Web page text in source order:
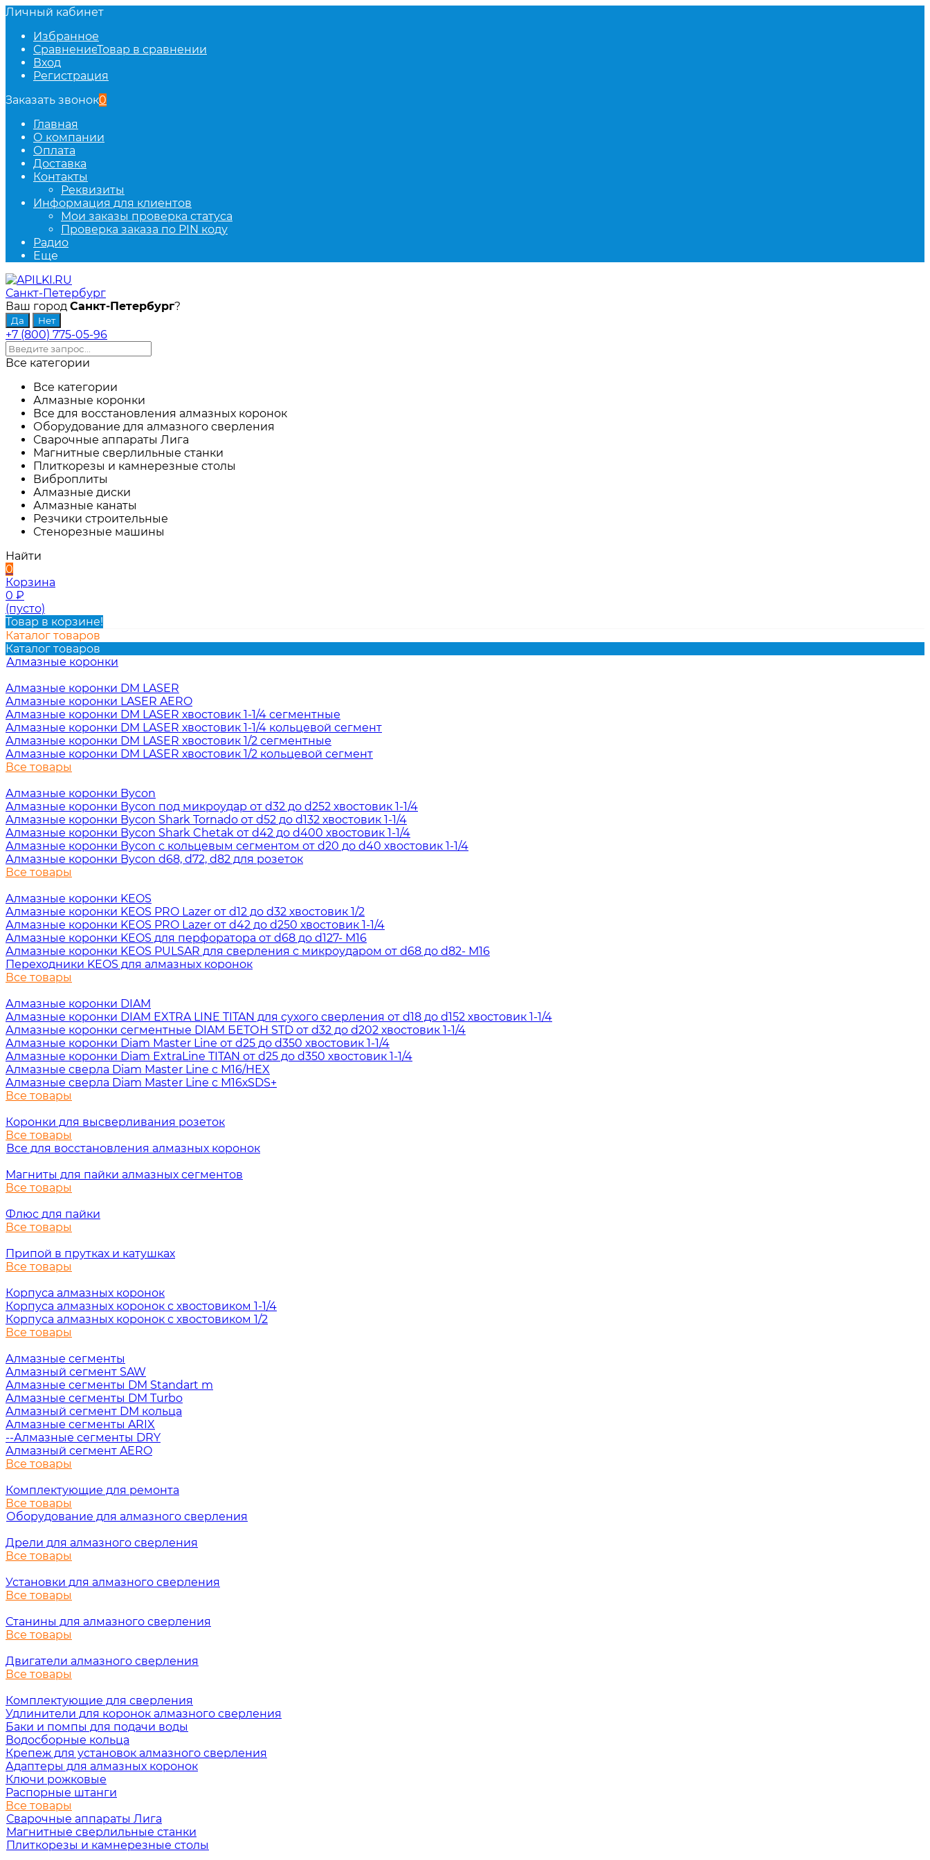
Личный кабинет
Избранное
СравнениеТовар в сравнении
Вход
Регистрация
Заказать звонок0
Главная
О компании
Оплата
Доставка
Контакты
Реквизиты
Информация для клиентов
Мои заказы проверка статуса
Проверка заказа по PIN коду
Радио
Еще
Санкт-Петербург
Ваш город Санкт-Петербург?
+7 (800) 775-05-96
Все категории
Все категории
Алмазные коронки
Все для восстановления алмазных коронок
Оборудование для алмазного сверления
Сварочные аппараты Лига
Магнитные сверлильные станки
Плиткорезы и камнерезные столы
Виброплиты
Алмазные диски
Алмазные канаты
Резчики строительные
Стенорезные машины
Найти
0
Корзина
0 ₽
(пусто)
Товар в корзине!
Каталог товаров
Каталог товаров
Алмазные коронки
Алмазные коронки DM LASER
Алмазные коронки LASER AERO
Алмазные коронки DM LASER хвостовик 1-1/4 сегментные
Алмазные коронки DM LASER хвостовик 1-1/4 кольцевой сегмент
Алмазные коронки DM LASER хвостовик 1/2 сегментные
Алмазные коронки DM LASER хвостовик 1/2 кольцевой сегмент
Все товары
Алмазные коронки Bycon
Алмазные коронки Bycon под микроудар от d32 до d252 хвостовик 1-1/4
Алмазные коронки Bycon Shark Tornado от d52 до d132 хвостовик 1-1/4
Алмазные коронки Bycon Shark Chetak от d42 до d400 хвостовик 1-1/4
Алмазные коронки Bycon с кольцевым сегментом от d20 до d40 хвостовик 1-1/4
Алмазные коронки Bycon d68, d72, d82 для розеток
Все товары
Алмазные коронки KEOS
Алмазные коронки KEOS PRO Lazer от d12 до d32 хвостовик 1/2
Алмазные коронки KEOS PRO Lazer от d42 до d250 хвостовик 1-1/4
Алмазные коронки KEOS для перфоратора от d68 до d127- М16
Алмазные коронки KEOS PULSAR для сверления с микроударом от d68 до d82- М16
Переходники KEOS для алмазных коронок
Все товары
Алмазные коронки DIAM
Алмазные коронки DIAM EXTRA LINE TITAN для сухого сверления от d18 до d152 хвостовик 1-1/4
Алмазные коронки сегментные DIAM БЕТОН STD от d32 до d202 хвостовик 1-1/4
Алмазные коронки Diam Master Line от d25 до d350 хвостовик 1-1/4
Алмазные коронки Diam ExtraLine ТITAN от d25 до d350 хвостовик 1-1/4
Алмазные сверла Diam Master Line с М16/HEX
Алмазные сверла Diam Master Line с М16хSDS+
Все товары
Коронки для высверливания розеток
Все товары
Все для восстановления алмазных коронок
Магниты для пайки алмазных сегментов
Все товары
Флюс для пайки
Все товары
Припой в прутках и катушках
Все товары
Корпуса алмазных коронок
Корпуса алмазных коронок с хвостовиком 1-1/4
Корпуса алмазных коронок с хвостовиком 1/2
Все товары
Алмазные сегменты
Алмазный сегмент SAW
Алмазные сегменты DM Standart m
Алмазные сегменты DM Turbo
Алмазный сегмент DM кольца
Алмазные сегменты ARIX
--Алмазные сегменты DRY
Алмазный сегмент AERO
Все товары
Комплектующие для ремонта
Все товары
Оборудование для алмазного сверления
Дрели для алмазного сверления
Все товары
Установки для алмазного сверления
Все товары
Станины для алмазного сверления
Все товары
Двигатели алмазного сверления
Все товары
Комплектующие для сверления
Удлинители для коронок алмазного сверления
Баки и помпы для подачи воды
Водосборные кольца
Крепеж для установок алмазного сверления
Адаптеры для алмазных коронок
Ключи рожковые
Распорные штанги
Все товары
Сварочные аппараты Лига
Магнитные сверлильные станки
Плиткорезы и камнерезные столы